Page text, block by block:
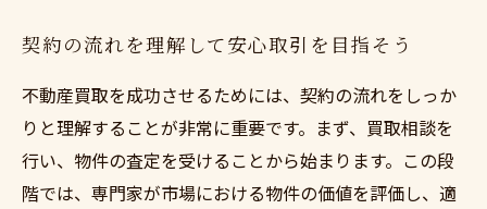
契約の流れを理解して安心取引を目指そう
不動産買取を成功させるためには、契約の流れをしっか
りと理解することが非常に重要です。まず、買取相談を
行い、物件の査定を受けることから始まります。この段
階では、専門家が市場における物件の価値を評価し、適